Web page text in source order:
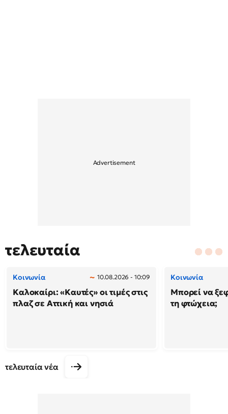
τελευταία
Κοινωνία 10.08.2026 - 10:09
Καλοκαίρι: «Καυτές» οι τιμές στις
πλαζ σε Αττική και νησιά
Κοινωνία
Μπορεί να
τη φτώχεια;
τελευταία νέα